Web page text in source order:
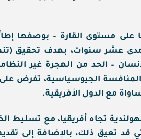
على مستوى القارة – بوصفها
عشر سنوات، بهدف تحقيق
– الحد من الهجرة غير
الجيوسياسية، تفرض على
مع الدول الأفريقية.
تجاه أفريقيا، مع تسليط
قد تعيق ذلك، بالإضافة إلى